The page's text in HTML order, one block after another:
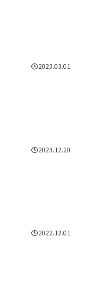
2023.03.01
2023.12.20
2022.12.01